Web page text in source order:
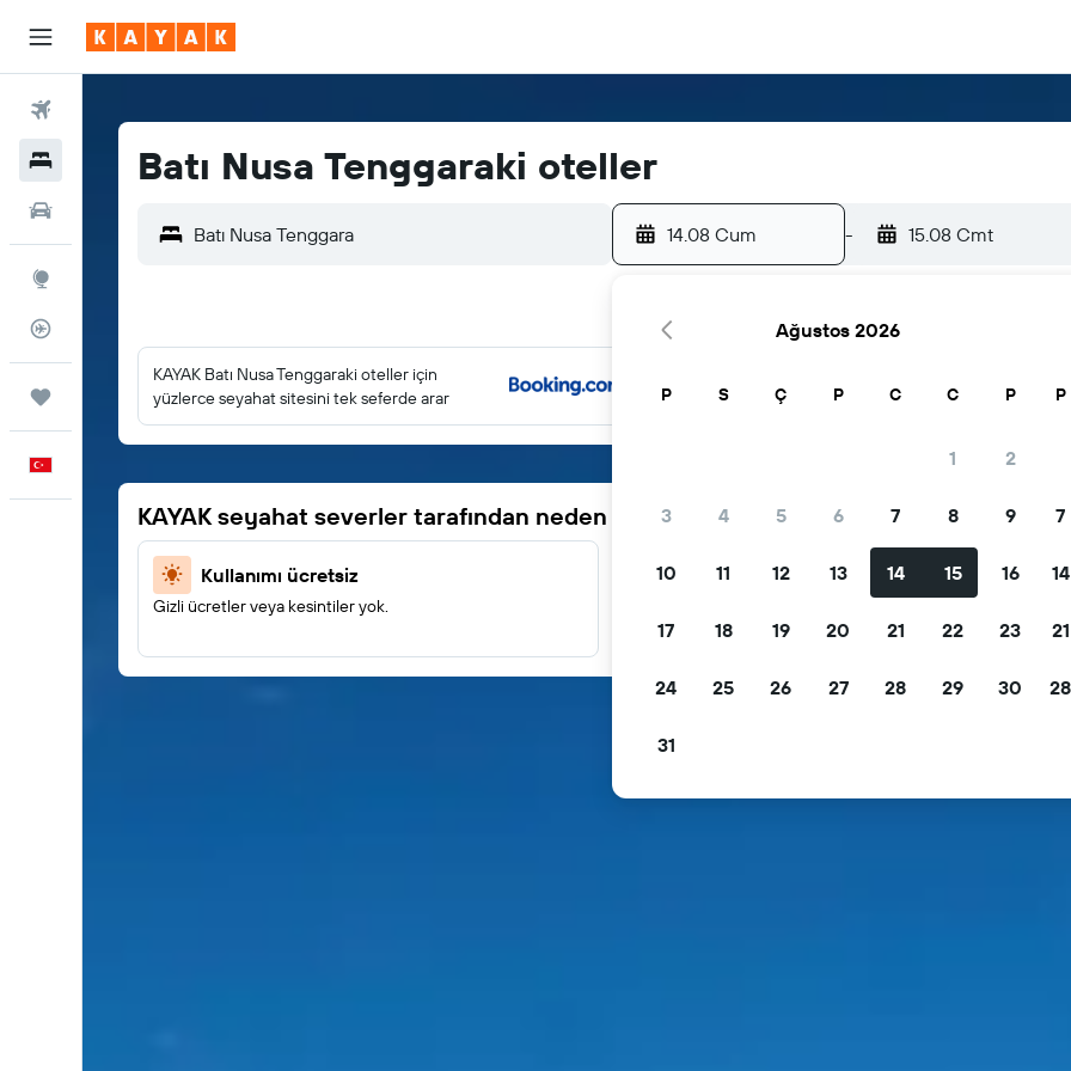
Batı Nusa Tenggaraki oteller
14.08 Cum - 15.08 Cmt
KAYAK Batı Nusa Tenggaraki oteller için
yüzlerce seyahat sitesini tek seferde arar
KAYAK seyahat severler tarafından neden tercih ediliyor
Kullanımı ücretsiz
Gizli ücretler veya kesintiler yok.
Fırsatlarınızı filtreleyin
filtreleyin.
Ağustos 2026
P S Ç P C C P
1 2
3 4 5 6 7 8 9
10 11 12 13 14 15 16
17 18 19 20 21 22 23
24 25 26 27 28 29 30
31
P
7
14
21
28